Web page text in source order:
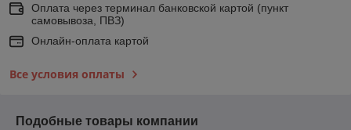
Оплата через терминал банковской картой (пункт
самовывоза, ПВЗ)
Онлайн-оплата картой
Все условия оплаты
Подобные товары компании